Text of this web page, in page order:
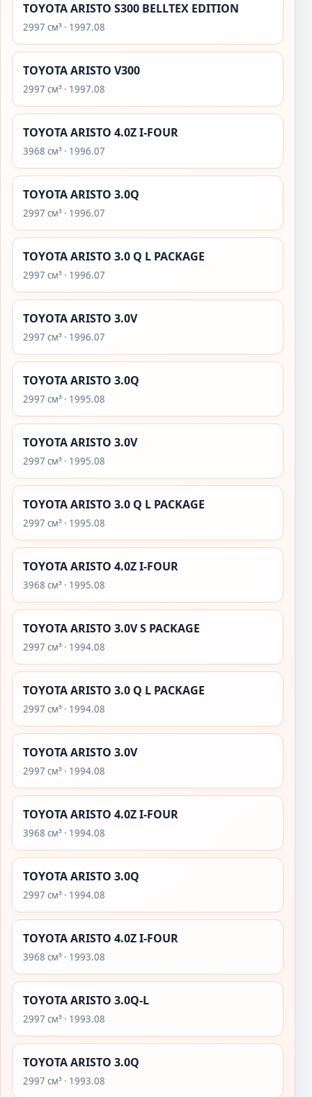
TOYOTA ARISTO S300 BELLTEX EDITION
2997 см³ · 1997.08
TOYOTA ARISTO V300
2997 см³ · 1997.08
TOYOTA ARISTO 4.0Z I-FOUR
3968 см³ · 1996.07
TOYOTA ARISTO 3.0Q
2997 см³ · 1996.07
TOYOTA ARISTO 3.0 Q L PACKAGE
2997 см³ · 1996.07
TOYOTA ARISTO 3.0V
2997 см³ · 1996.07
TOYOTA ARISTO 3.0Q
2997 см³ · 1995.08
TOYOTA ARISTO 3.0V
2997 см³ · 1995.08
TOYOTA ARISTO 3.0 Q L PACKAGE
2997 см³ · 1995.08
TOYOTA ARISTO 4.0Z I-FOUR
3968 см³ · 1995.08
TOYOTA ARISTO 3.0V S PACKAGE
2997 см³ · 1994.08
TOYOTA ARISTO 3.0 Q L PACKAGE
2997 см³ · 1994.08
TOYOTA ARISTO 3.0V
2997 см³ · 1994.08
TOYOTA ARISTO 4.0Z I-FOUR
3968 см³ · 1994.08
TOYOTA ARISTO 3.0Q
2997 см³ · 1994.08
TOYOTA ARISTO 4.0Z I-FOUR
3968 см³ · 1993.08
TOYOTA ARISTO 3.0Q-L
2997 см³ · 1993.08
TOYOTA ARISTO 3.0Q
2997 см³ · 1993.08